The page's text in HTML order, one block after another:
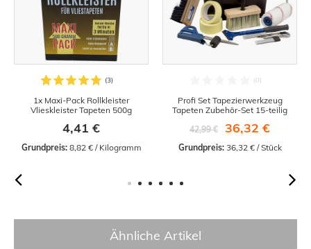
1x Maxi-Pack Rollkleister
Vlieskleister Tapeten 500g
4,41 €
Grundpreis: 8,82 € / Kilogramm
Profi Set Tapezierwerkzeug
Tapeten Zubehör-Set 15-teilig
42,99 €
36,32 €
Grundpreis: 36,32 € / Stück
Ähnliche Artikel